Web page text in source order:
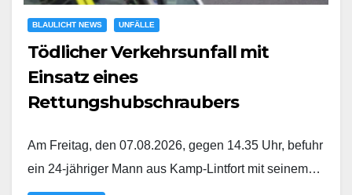
BLAULICHT NEWS UNFÄLLE
Tödlicher Verkehrsunfall mit
Einsatz eines
Rettungshubschraubers
Am Freitag, den 07.08.2026, gegen 14.35 Uhr, befuhr
ein 24-jähriger Mann aus Kamp-Lintfort mit seinem…